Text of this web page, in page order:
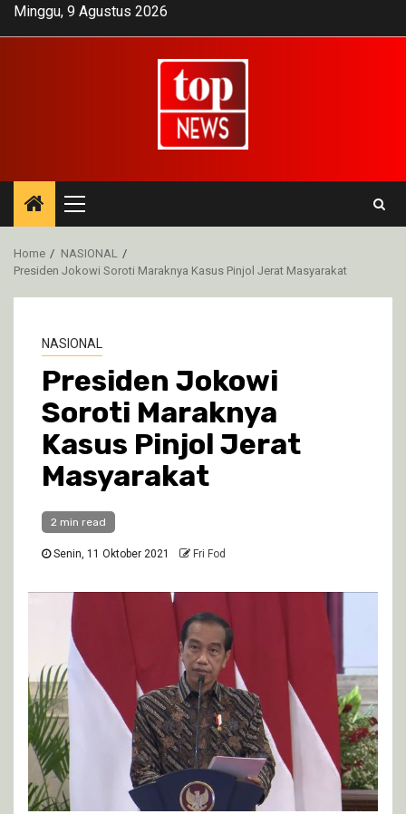
SkipMinggu, 9 Agustus 2026
Primary
Menu
Home
NASIONAL
Presiden Jokowi Soroti Maraknya Kasus Pinjol Jerat Masyarakat
NASIONAL
Presiden Jokowi
Soroti Maraknya
Kasus Pinjol Jerat
Masyarakat
2 min read
Senin, 11 Oktober 2021 Fri Fod